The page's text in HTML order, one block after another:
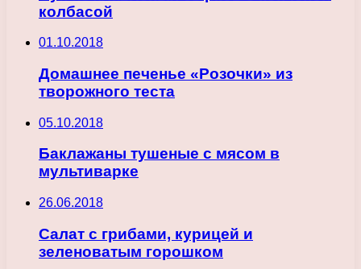
колбасой
01.10.2018
Домашнее печенье «Розочки» из
творожного теста
05.10.2018
Баклажаны тушеные с мясом в
мультиварке
26.06.2018
Салат с грибами, курицей и
зеленоватым горошком